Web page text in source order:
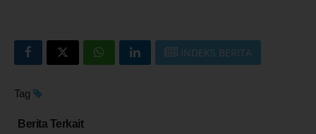
INDEKS BERITA
Tag
Berita Terkait